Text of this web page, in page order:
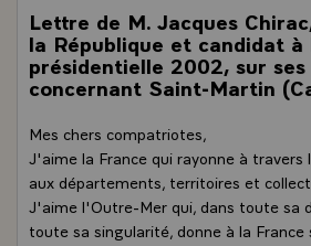
Lettre de M. Jacques
la République et candidat
présidentielle 2002, sur
concernant Saint-Martin
Mes chers compatriotes,
J'aime la France qui rayonne à travers
aux départements, territoires et
J'aime l'Outre-Mer qui, dans toute sa
toute sa singularité, donne à la France